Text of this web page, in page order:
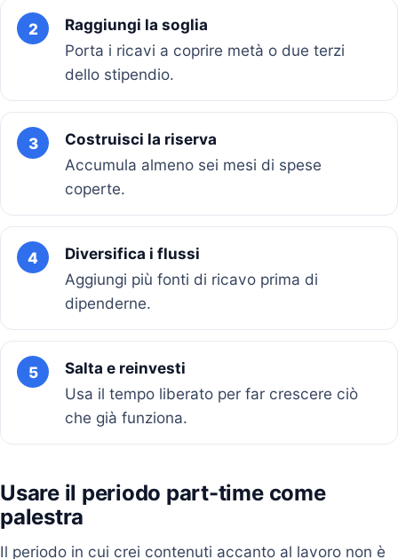
2
Raggiungi la soglia
Porta i ricavi a coprire metà o due terzi
dello stipendio.
3
Costruisci la riserva
Accumula almeno sei mesi di spese
coperte.
4
Diversifica i flussi
Aggiungi più fonti di ricavo prima di
dipenderne.
5
Salta e reinvesti
Usa il tempo liberato per far crescere ciò
che già funziona.
Usare il periodo part-time come
palestra
Il periodo in cui crei contenuti accanto al lavoro non è